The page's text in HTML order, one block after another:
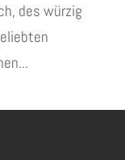
des würzig